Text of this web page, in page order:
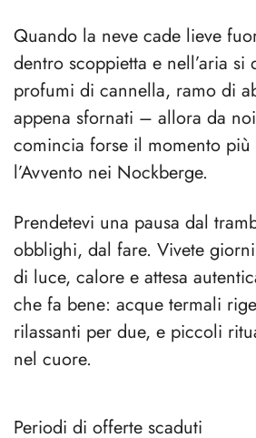
Quando la neve cade lieve
dentro scoppietta e nell’aria
profumi di cannella, ramo di
appena sfornati – allora da
comincia forse il momento più
l’Avvento nei Nockberge.
Prendetevi una pausa dal
obblighi, dal fare. Vivete
di luce, calore e attesa
che fa bene: acque termali
rilassanti per due, e piccoli
nel cuore.
Periodi di offerte scaduti